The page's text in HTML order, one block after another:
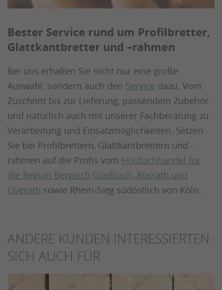
Bester Service rund um Profilbretter,
Glattkantbretter und –rahmen
Bei uns erhalten Sie nicht nur eine große
Auswahl, sondern auch den Service dazu. Vom
Zuschnitt bis zur Lieferung, passendem Zubehör
und natürlich auch mit unserer Fachberatung zu
Verarbeitung und Einsatzmöglichkeiten. Setzen
Sie bei Profilbrettern, Glattkantbrettern und -
rahmen auf die Profis vom Holzfachhandel für
die Region Bergisch Gladbach, Rösrath und
Overath sowie Rhein-Sieg südöstlich von Köln.
ANDERE KUNDEN INTERESSIERTEN
SICH AUCH FÜR